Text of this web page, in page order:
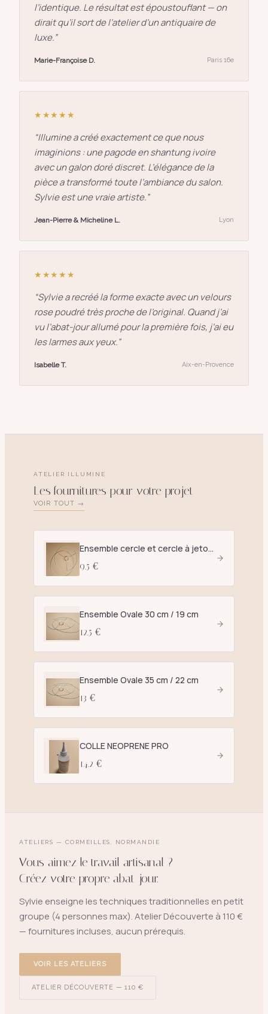
l’identique. Le résultat est époustouflant — on
dirait qu’il sort de l’atelier d’un antiquaire de
luxe.”
Marie-Françoise D. Paris 16e
★★★★★
“Illumine a créé exactement ce que nous
imaginions : une pagode en shantung ivoire
avec un galon doré discret. L’élégance de la
pièce a transformé toute l’ambiance du salon.
Sylvie est une vraie artiste.”
Jean-Pierre & Micheline L. Lyon
★★★★★
“Sylvie a recréé la forme exacte avec un velours
rose poudré très proche de l’original. Quand j’ai
vu l’abat-jour allumé pour la première fois, j’ai eu
les larmes aux yeux.”
Isabelle T. Aix-en-Provence
ATELIER ILLUMINE
Les fournitures pour votre projet
VOIR TOUT →
Ensemble cercle et cercle à jetons D. 25 cm blanc - E27
9.5 €
Ensemble Ovale 30 cm / 19 cm
12.5 €
Ensemble Ovale 35 cm / 22 cm
13 €
COLLE NEOPRENE PRO
14.2 €
ATELIERS — CORMEILLES, NORMANDIE
Vous aimez le travail artisanal ?
Créez votre propre abat-jour.
Sylvie enseigne les techniques traditionnelles en petit
groupe (4 personnes max). Atelier Découverte à 110 €
— fournitures incluses, aucun prérequis.
VOIR LES ATELIERS
ATELIER DÉCOUVERTE — 110 €